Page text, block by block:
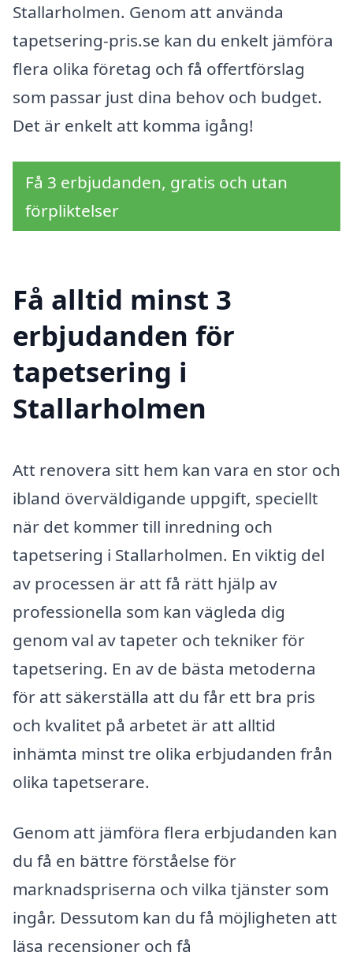
Stallarholmen. Genom att använda
tapetsering-pris.se kan du enkelt jämföra
flera olika företag och få offertförslag
som passar just dina behov och budget.
Det är enkelt att komma igång!
Få 3 erbjudanden, gratis och utan
förpliktelser
Få alltid minst 3
erbjudanden för
tapetsering i
Stallarholmen
Att renovera sitt hem kan vara en stor och
ibland överväldigande uppgift, speciellt
när det kommer till inredning och
tapetsering i Stallarholmen. En viktig del
av processen är att få rätt hjälp av
professionella som kan vägleda dig
genom val av tapeter och tekniker för
tapetsering. En av de bästa metoderna
för att säkerställa att du får ett bra pris
och kvalitet på arbetet är att alltid
inhämta minst tre olika erbjudanden från
olika tapetserare.
Genom att jämföra flera erbjudanden kan
du få en bättre förståelse för
marknadspriserna och vilka tjänster som
ingår. Dessutom kan du få möjligheten att
läsa recensioner och få